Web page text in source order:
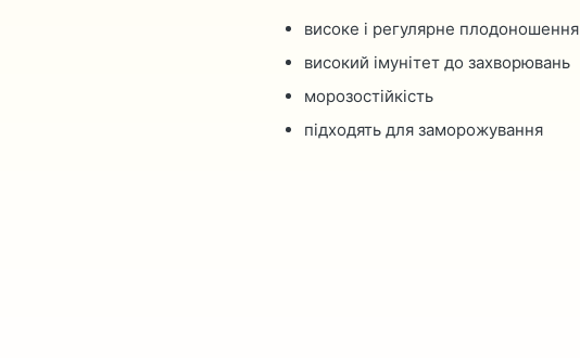
високе і регулярне плодоношення
високий імунітет до захворювань
морозостійкість
підходять для заморожування